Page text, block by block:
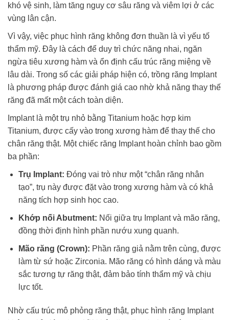
khó vệ sinh, làm tăng nguy cơ sâu răng và viêm lợi ở các
vùng lân cận.
Vì vậy, việc phục hình răng không đơn thuần là vì yếu tố
thẩm mỹ. Đây là cách để duy trì chức năng nhai, ngăn
ngừa tiêu xương hàm và ổn định cấu trúc răng miệng về
lâu dài. Trong số các giải pháp hiện có, trồng răng Implant
là phương pháp được đánh giá cao nhờ khả năng thay thế
răng đã mất một cách toàn diện.
Implant là một trụ nhỏ bằng Titanium hoặc hợp kim
Titanium, được cấy vào trong xương hàm để thay thế cho
chân răng thật. Một chiếc răng Implant hoàn chỉnh bao gồm
ba phần:
Trụ Implant: Đóng vai trò như một “chân răng nhân
tạo”, trụ này được đặt vào trong xương hàm và có khả
năng tích hợp sinh học cao.
Khớp nối Abutment: Nối giữa trụ Implant và mão răng,
đồng thời định hình phần nướu xung quanh.
Mão răng (Crown): Phần răng giả nằm trên cùng, được
làm từ sứ hoặc Zirconia. Mão răng có hình dáng và màu
sắc tương tự răng thật, đảm bảo tính thẩm mỹ và chịu
lực tốt.
Nhờ cấu trúc mô phỏng răng thật, phục hình răng Implant